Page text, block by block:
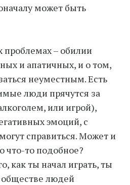
может быть
– обилии
и апатичных, и о том,
неуместным. Есть
люди прячутся за
или игрой),
эмоций, с
справиться. Может и
что-то подобное?
как ты начал играть, ты
обществе людей